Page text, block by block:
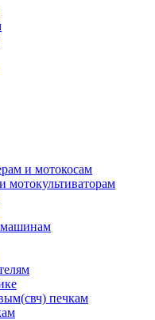
и мотокосам
мотокультиваторам
машинам
печкам